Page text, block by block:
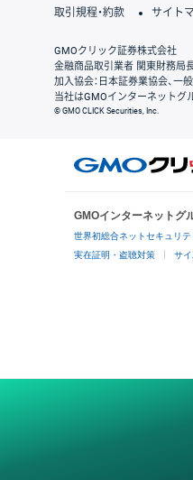
取引規程・約款 サイト
GMOクリック証券株式会社
金融商品取引業者 関東財務局
加入協会：日本証券業協会、一
当社はGMOインターネットグ
© GMO CLICK Securities, Inc.
GMOインターネットグ
世界初総合ネットセキュリ
実在証明・盗聴対策 サ